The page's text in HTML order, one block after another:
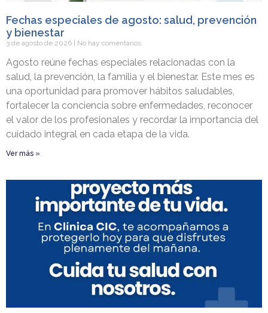
Fechas especiales de agosto: salud, prevención
y bienestar
3 de agosto de 2026 No hay comentarios
Agosto reúne fechas especiales relacionadas con la
salud, la prevención, la familia y el bienestar. Este mes es
una oportunidad para promover hábitos saludables,
fortalecer la conciencia sobre enfermedades, reconocer
el valor de los profesionales y recordar la importancia del
cuidado integral en cada etapa de la vida.
Ver más »